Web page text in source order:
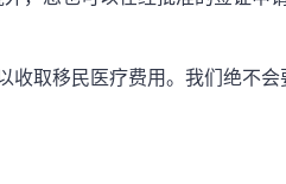
收取移民医疗费用。我们绝不